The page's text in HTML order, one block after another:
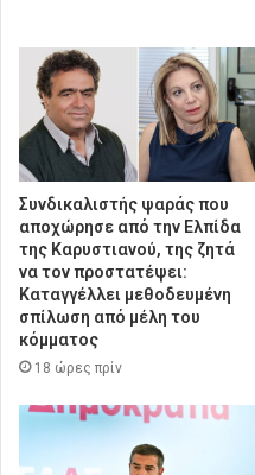
Συνδικαλιστής ψαράς που
αποχώρησε από την Ελπίδα
της Καρυστιανού, της ζητά
να τον προστατέψει:
Καταγγέλλει μεθοδευμένη
σπίλωση από μέλη του
κόμματος
18 ώρες πρίν